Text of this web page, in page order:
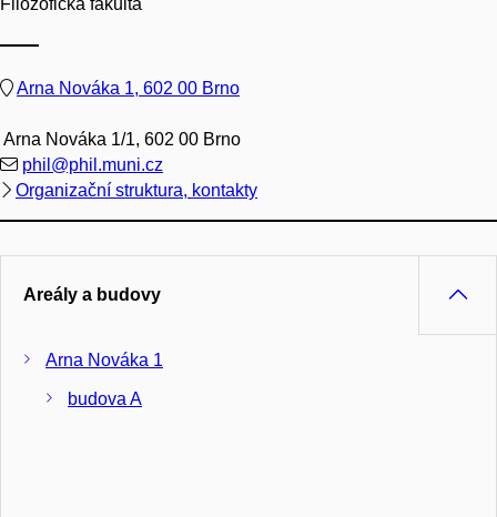
Arna Nováka 1, 602 00 Brno
Arna Nováka 1/1, 602 00 Brno
phil@phil.muni.cz
Organizační struktura, kontakty
Areály a budovy
Arna Nováka 1
budova A